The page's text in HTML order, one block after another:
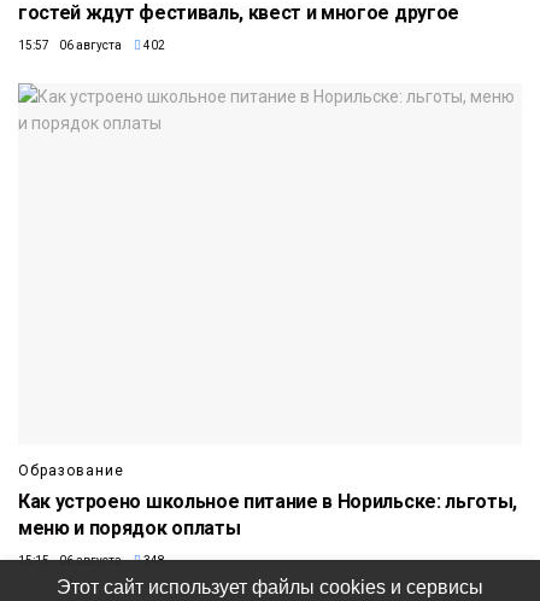
гостей ждут фестиваль, квест и многое другое
15:57 06 августа 402
Образование
Как устроено школьное питание в Норильске: льготы,
меню и порядок оплаты
15:15 06 августа 348
Этот сайт использует файлы cookies и сервисы